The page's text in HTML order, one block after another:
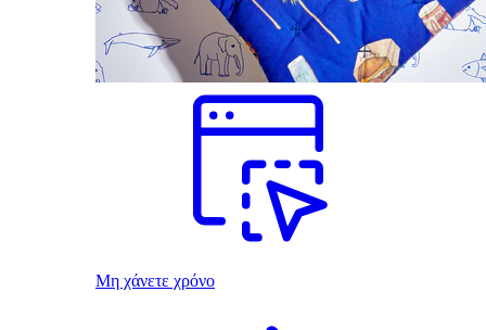
Μη χάνετε χρόνο